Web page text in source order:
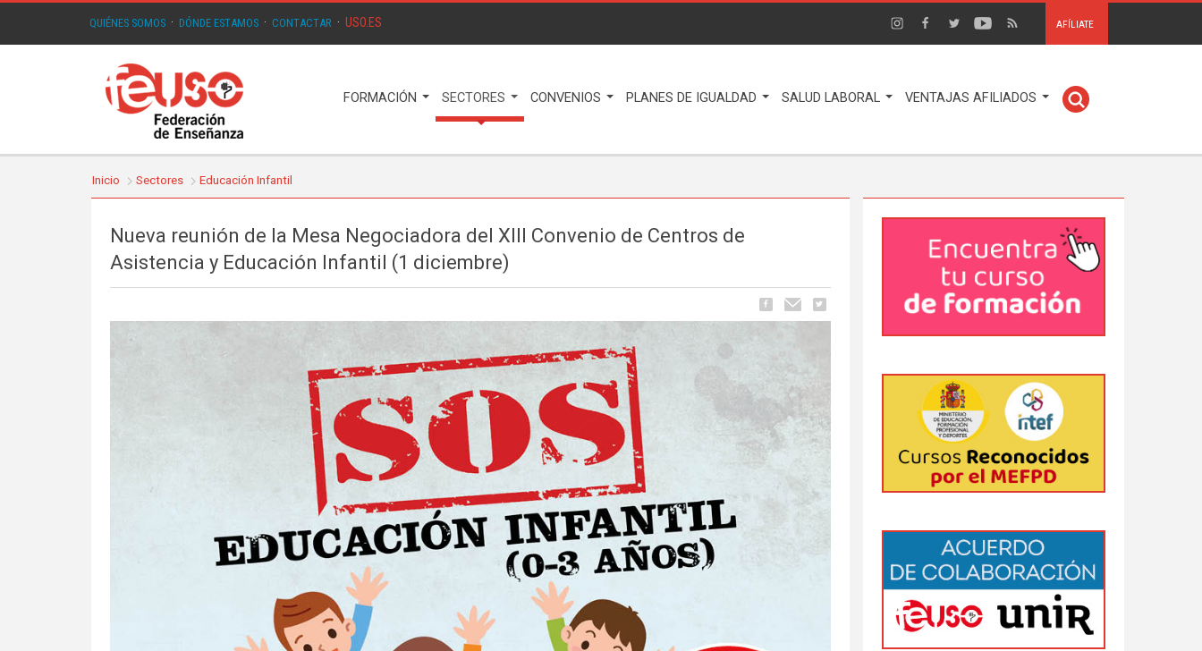
QUIÉNES SOMOS · DÓNDE ESTAMOS · CONTACTAR · USO.ES AFÍLIATE
FORMACIÓN SECTORES CONVENIOS PLANES DE IGUALDAD SALUD LABORAL VENTAJAS AFILIADOS
Inicio Sectores Educación Infantil
Nueva reunión de la Mesa Negociadora del XIII Convenio de Centros de
Asistencia y Educación Infantil (1 diciembre)